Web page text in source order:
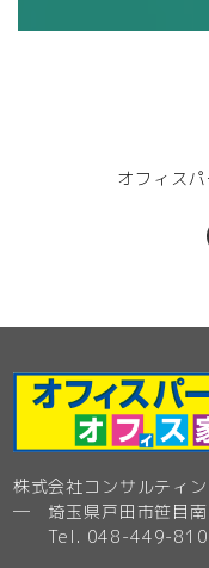
オフィス
株式会社コンサルティ
─ 埼玉県戸田市笹目
Tel. 048-449-